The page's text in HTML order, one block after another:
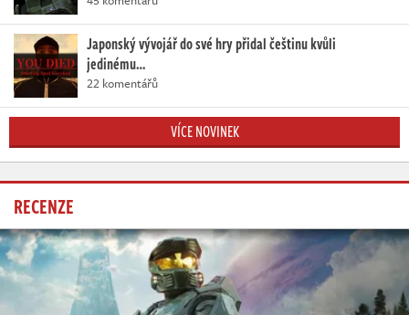
Japonský vývojář do své hry přidal češtinu kvůli
jedinému…
22 komentářů
VÍCE NOVINEK
RECENZE